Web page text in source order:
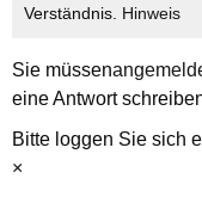
Verständnis. Hinweis
Sie müssen
eine Antwort
Bitte loggen Sie sich
×